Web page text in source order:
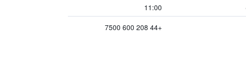
11:00
+44 208 600 7500